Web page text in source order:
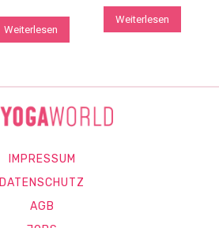
Weiterlesen
Weiterlesen
IMPRESSUM
DATENSCHUTZ
AGB